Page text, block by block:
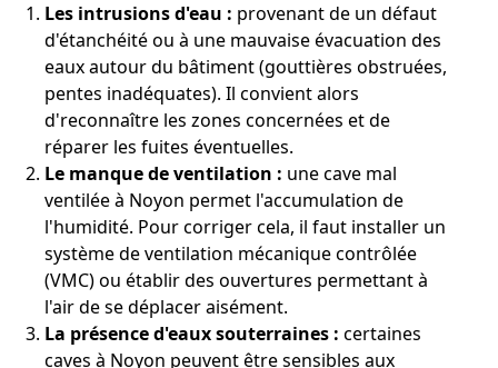
Les intrusions d'eau : provenant de un défaut
d'étanchéité ou à une mauvaise évacuation des
eaux autour du bâtiment (gouttières obstruées,
pentes inadéquates). Il convient alors
d'reconnaître les zones concernées et de
réparer les fuites éventuelles.
Le manque de ventilation : une cave mal
ventilée à Noyon permet l'accumulation de
l'humidité. Pour corriger cela, il faut installer un
système de ventilation mécanique contrôlée
(VMC) ou établir des ouvertures permettant à
l'air de se déplacer aisément.
La présence d'eaux souterraines : certaines
caves à Noyon peuvent être sensibles aux